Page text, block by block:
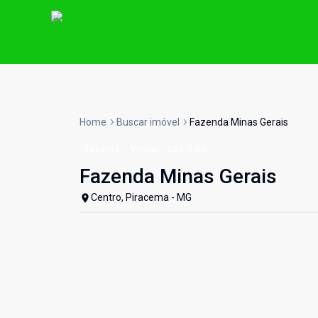
Home Buscar imóvel Fazenda Minas Gerais
Fazenda Minas Gerais
Centro, Piracema - MG